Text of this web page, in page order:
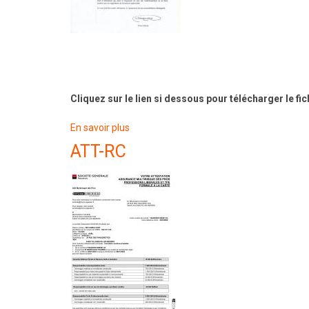
Cliquez sur le lien si dessous pour télécharger le
En savoir plus
du
Ministère
du
Travail
Paris
ATT-RC